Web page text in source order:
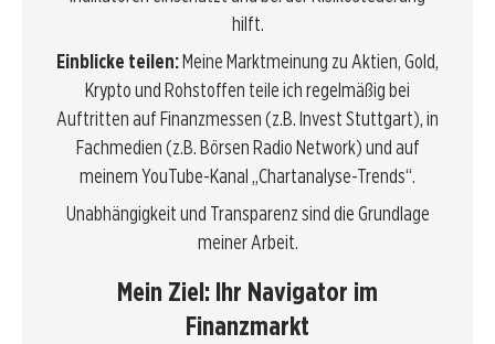
hilft.
Einblicke teilen:Meine Marktmeinung zu Aktien, Gold,
Krypto und Rohstoffen teile ich regelmäßig bei
Auftritten auf Finanzmessen (z.B. Invest Stuttgart), in
Fachmedien (z.B. Börsen Radio Network) und auf
meinem YouTube-Kanal „Chartanalyse-Trends“.
Unabhängigkeit und Transparenz sind die Grundlage
meiner Arbeit.
Mein Ziel: Ihr Navigator im
Finanzmarkt